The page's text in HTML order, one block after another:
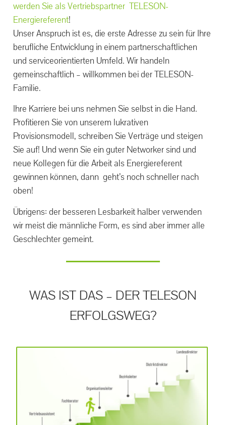
werden Sie als Vertriebspartner TELESON-
Energiereferent!
Unser Anspruch ist es, die erste Adresse zu sein für Ihre
berufliche Entwicklung in einem partnerschaftlichen
und serviceorientierten Umfeld. Wir handeln
gemeinschaftlich – willkommen bei der TELESON-
Familie.
Ihre Karriere bei uns nehmen Sie selbst in die Hand.
Profitieren Sie von unserem lukrativen
Provisionsmodell, schreiben Sie Verträge und steigen
Sie auf! Und wenn Sie ein guter Networker sind und
neue Kollegen für die Arbeit als Energiereferent
gewinnen können, dann geht’s noch schneller nach
oben!
Übrigens: der besseren Lesbarkeit halber verwenden
wir meist die männliche Form, es sind aber immer alle
Geschlechter gemeint.
WAS IST DAS – DER TELESON
ERFOLGSWEG?